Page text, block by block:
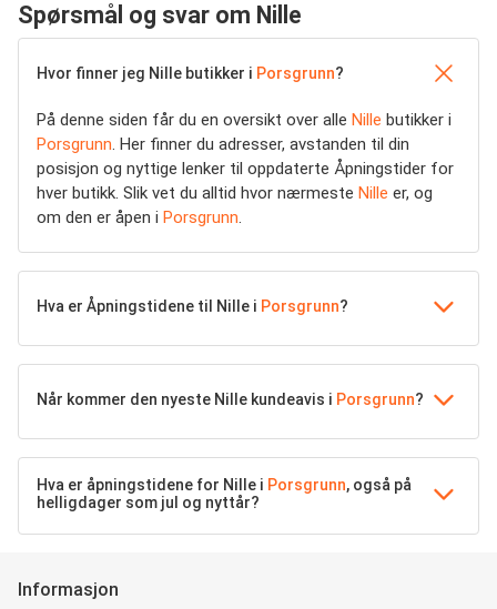
Spørsmål og svar om Nille
Hvor finner jeg Nille butikker i Porsgrunn?
På denne siden får du en oversikt over alle Nille butikker i
Porsgrunn. Her finner du adresser, avstanden til din
posisjon og nyttige lenker til oppdaterte Åpningstider for
hver butikk. Slik vet du alltid hvor nærmeste Nille er, og
om den er åpen i Porsgrunn.
Hva er Åpningstidene til Nille i Porsgrunn?
Når kommer den nyeste Nille kundeavis i Porsgrunn?
Hva er åpningstidene for Nille i Porsgrunn, også på
helligdager som jul og nyttår?
Informasjon